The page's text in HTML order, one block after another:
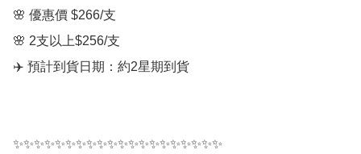
🌸 優惠價 $266/支
🌸 2支以上$256/支
✈️ 預計到貨日期：約2星期到貨
✨✨✨✨✨✨✨✨✨✨✨✨✨✨✨✨✨✨✨✨